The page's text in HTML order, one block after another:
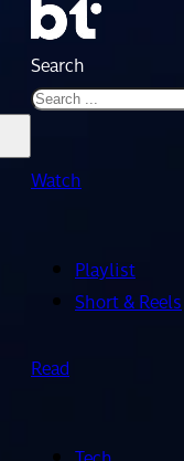
Search
Watch
Playlist
Short & Reels
Read